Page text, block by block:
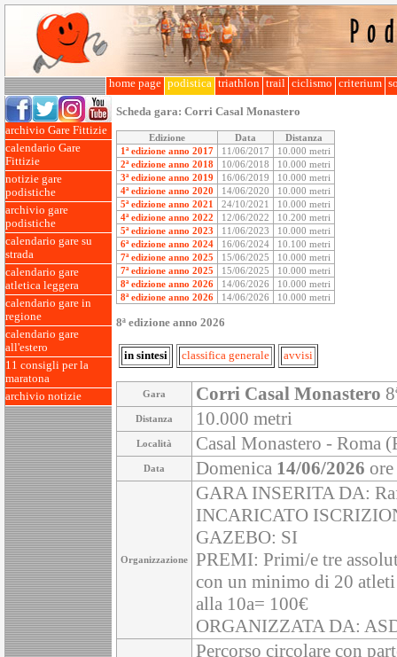
home page podistica triathlon trail ciclismo criterium
archivio Gare Fittizie
calendario Gare
Fittizie
notizie gare
podistiche
archivio gare
podistiche
calendario gare su
strada
calendario gare
atletica leggera
calendario gare in
regione
calendario gare
all'estero
11 consigli per la
maratona
archivio notizie
Scheda gara: Corri Casal Monastero
Edizione Data
Distanza
1ª edizione anno 2017
11/06/2017
10.000 metri
2ª edizione anno 2018
10/06/2018
10.000 metri
3ª edizione anno 2019
16/06/2019
10.000 metri
4ª edizione anno 2020
14/06/2020
10.000 metri
5ª edizione anno 2021
24/10/2021
10.000 metri
4ª edizione anno 2022
12/06/2022
10.200 metri
5ª edizione anno 2023
11/06/2023
10.000 metri
6ª edizione anno 2024
16/06/2024
10.100 metri
7ª edizione anno 2025
15/06/2025
10.000 metri
7ª edizione anno 2025
15/06/2025
10.000 metri
8ª edizione anno 2026
14/06/2026
10.000 metri
8ª edizione anno 2026
14/06/2026 10.000 metri
8ª edizione anno 2026
in sintesi classifica generale avvisi
Gara Corri Casal Monastero
Distanza 10.000 metri
Località Casal Monastero - Roma
Data Domenica 14/06/2026
Organizzazione
GARA INSERITA DA:
INCARICATO
GAZEBO: SI
PREMI: Primi/e tre
con un minimo di 20
alla 10a= 100€
ORGANIZZATA DA:
Percorso circolare con